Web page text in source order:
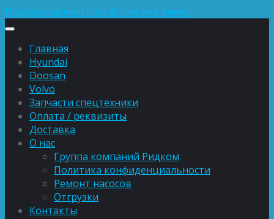
Подберу запчасть по фотке за 5 минут
Главная
Hyundai
Doosan
Volvo
Запчасти спецтехники
Оплата / реквизиты
Доставка
О нас
Группа компаний Ридком
Политика конфиденциальности
Ремонт насосов
Отгрузки
Контакты